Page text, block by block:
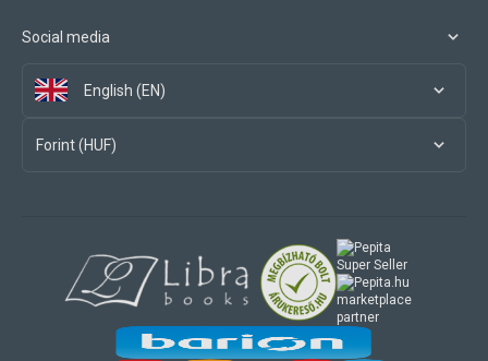
Social media
English (EN)
Forint (HUF)
marketplace
partner